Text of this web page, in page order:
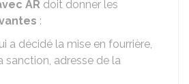
AR doit donner les
:
a décidé la mise en fourrière,
sanction, adresse de la